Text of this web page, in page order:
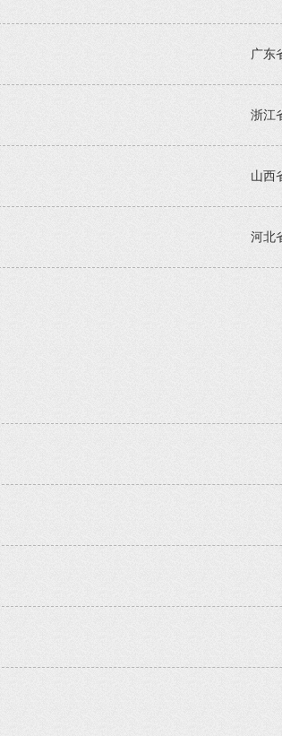
广东
浙江
山西
河北